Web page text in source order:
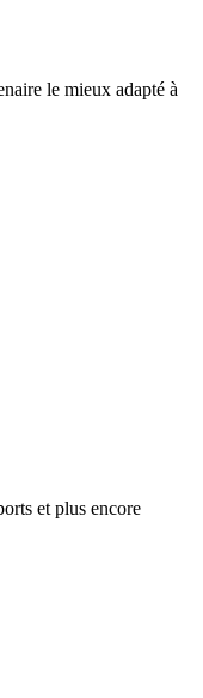
le mieux adapté à
et plus encore